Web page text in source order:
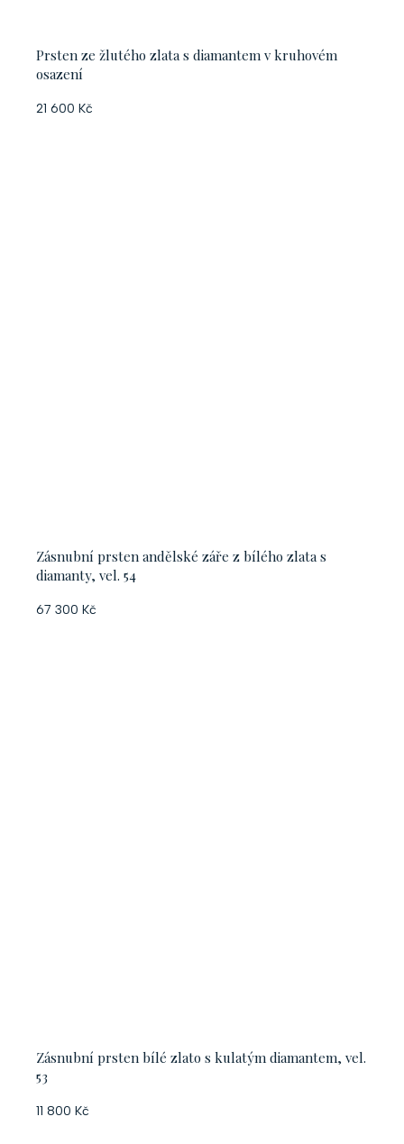
Prsten ze žlutého zlata s diamantem v kruhovém
osazení
21 600 Kč
Zásnubní prsten andělské záře z bílého zlata s
diamanty, vel. 54
67 300 Kč
Zásnubní prsten bílé zlato s kulatým diamantem, vel.
53
11 800 Kč